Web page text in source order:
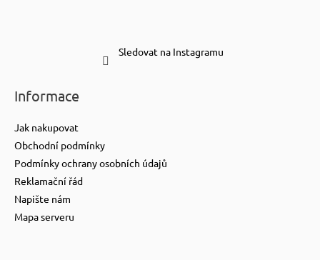
Sledovat na Instagramu
Informace
Jak nakupovat
Obchodní podmínky
Podmínky ochrany osobních údajů
Reklamační řád
Napište nám
Mapa serveru